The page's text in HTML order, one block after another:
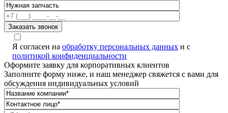
Я согласен на обработку персональных данных и с
политикой конфиденциальности
Оформите заявку для корпоративных клиентов
Заполните форму ниже, и наш менеджер свяжется с вами для
обсуждения индивидуальных условий